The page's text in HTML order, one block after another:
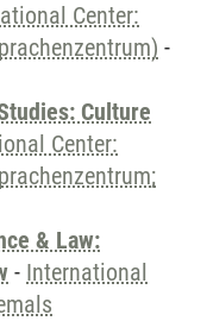
Center:
-
Culture
Center:
& Law:
- International